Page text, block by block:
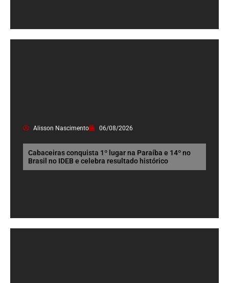
Alisson Nascimento 06/08/2026
Cabaceiras conquista 1º lugar na Paraíba e 14º no
Brasil no IDEB e celebra resultado histórico